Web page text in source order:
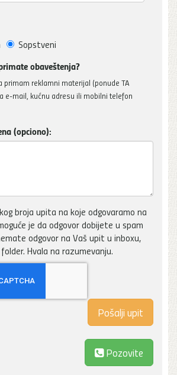
Sopstveni
obaveštenja?
primam reklamni materijal (ponude TA
e-mail, kućnu adresu ili mobilni telefon
(opciono):
broja upita na koje odgovaramo na
je da odgovor dobijete u spam
odgovor na Vaš upit u inboxu,
Hvala na razumevanju.
Pozovite